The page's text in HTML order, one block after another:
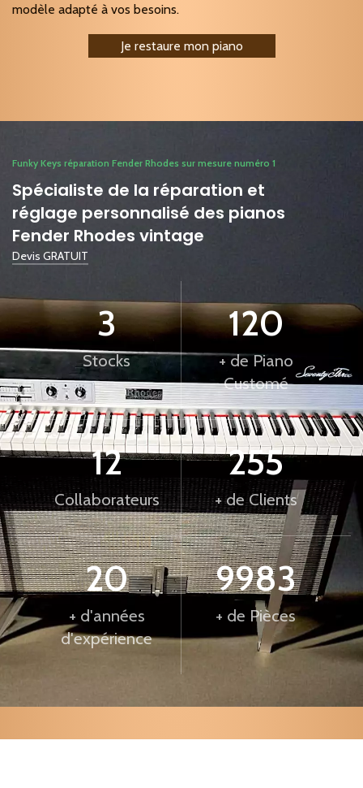
modèle adapté à vos besoins.
Je restaure mon piano
Funky Keys réparation Fender Rhodes sur mesure numéro 1
Spécialiste de la réparation et
réglage personnalisé des pianos
Fender Rhodes vintage
Devis GRATUIT
3
Stocks
120
+ de Piano
Customé
12
Collaborateurs
255
+ de Clients
20
+ d'années
d'expérience
10000
+ de Pièces